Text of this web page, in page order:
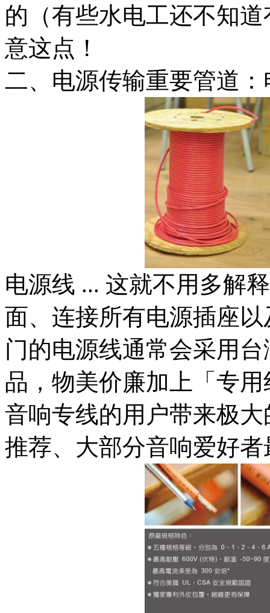
的（有些水电工还不知
意这点！
二、电源传输重要管道：
电源线 ... 这就不用多解
面、连接所有电源插座
门的电源线通常会采用
品，物美价廉加上「专
音响专线的用户带来极
推荐、大部分音响爱好